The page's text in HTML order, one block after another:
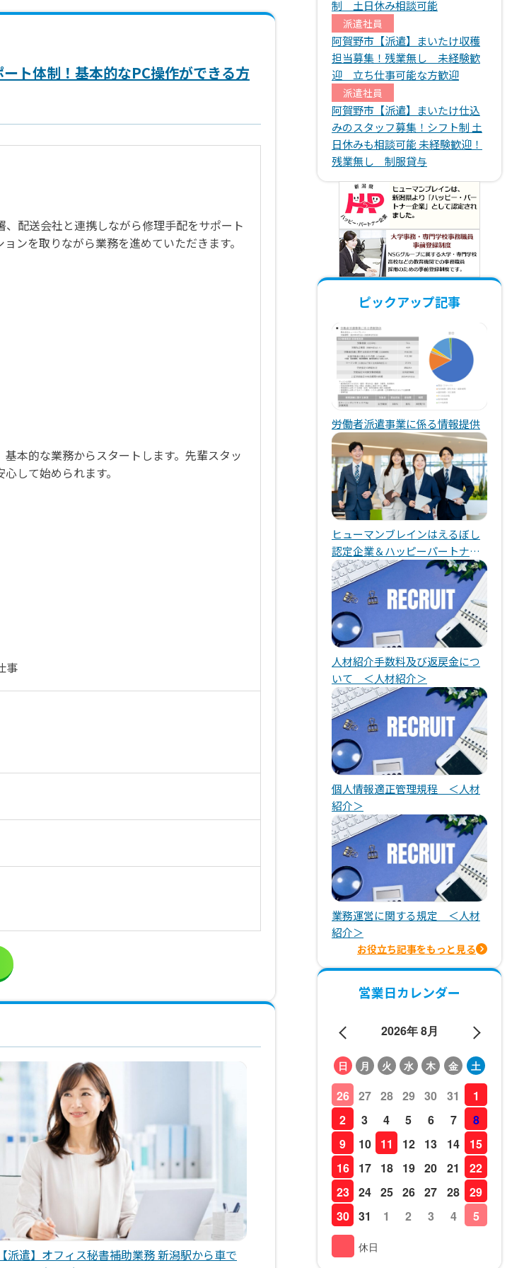
ト体制！基本的なPC操作ができる方
配送会社と連携しながら修理手配をサポート
ンを取りながら業務を進めていただきます。
本的な業務からスタートします。先輩スタッ
して始められます。
事
派遣】オフィス秘書補助業務 新潟駅から車で
制 土日休み相談可能
派遣社員
阿賀野市【派遣】まいたけ収穫
担当募集！残業無し 未経験歓
迎 立ち仕事可能な方歓迎
派遣社員
阿賀野市【派遣】まいたけ仕込
みのスタッフ募集！シフト制 土
日休みも相談可能 未経験歓迎！
残業無し 制服貸与
ピックアップ記事
労働者派遣事業に係る情報提供
ヒューマンブレインはえるぼし
認定企業＆ハッピーパートナー
企業です！
人材紹介手数料及び返戻金につ
いて ＜人材紹介＞
個人情報適正管理規程 ＜人材
紹介＞
業務運営に関する規定 ＜人材
紹介＞
お役立ち記事をもっと見る
営業日カレンダー
2026年 8月
日 月 火 水 木 金 土
26 27 28 29 30 31
1
2
3 4 5 6 7
8
9
10 11 12 13 14
15
16
17 18 19 20 21
22
23 24 25 26 27 28
29
30 31 1 2 3 4 5
休日